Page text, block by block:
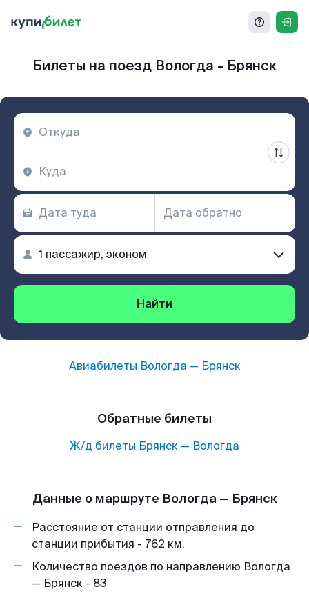
Билеты на поезд Вологда - Брянск
Найти
Авиабилеты Вологда — Брянск
Обратные билеты
Ж/д билеты Брянск — Вологда
Данные о маршруте Вологда — Брянск
Расстояние от станции отправления до
станции прибытия - 762 км.
Количество поездов по направлению Вологда
— Брянск - 83